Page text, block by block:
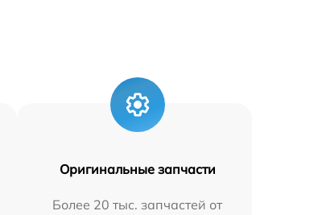
Оригинальные запчасти
Более 20 тыс. запчастей от